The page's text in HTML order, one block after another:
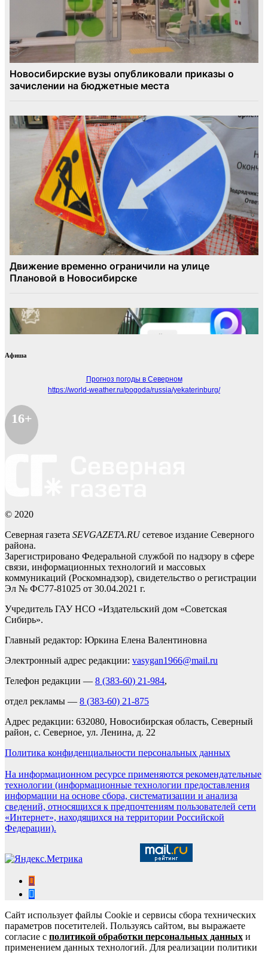
Афиша
Прогноз погоды в Северном
https://world-weather.ru/pogoda/russia/yekaterinburg/
16+
© 2020
Северная газета SEVGAZETA.RUсетевое издание Северного
района.
Зарегистрировано Федеральной службой по надзору в сфере
связи, информационных технологий и массовых
коммуникаций (Роскомнадзор), свидетельство о регистрации
Эл № ФС77-81025 от 30.04.2021 г.
Учредитель ГАУ НСО «Издательский дом «Советская
Сибирь».
Главный редактор: Юркина Елена Валентиновна
Электронный адрес редакции: vasygan1966@mail.ru
Телефон редакции — 8 (383-60) 21-984,
отдел рекламы — 8 (383-60) 21-875
Адрес редакции: 632080, Новосибирская область, Северный
район, с. Северное, ул. Ленина, д. 22
Политика конфиденциальности персональных данных
На информационном ресурсе применяются рекомендательные
технологии (информационные технологии предоставления
информации на основе сбора, систематизации и анализа
сведений, относящихся к предпочтениям пользователей сети
«Интернет», находящихся на территории Российской
Федерации).
Сайт использует файлы Cookie и сервисы сбора технических
параметров посетителей. Пользуясь сайтом, вы выражаете
согласие с политикой обработки персональных данных и
применением данных технологий. Для реализации политики